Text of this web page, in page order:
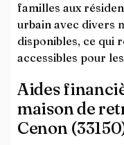
familles aux
urbain avec divers
disponibles, ce qui
accessibles pour
Aides
maison de
Cenon